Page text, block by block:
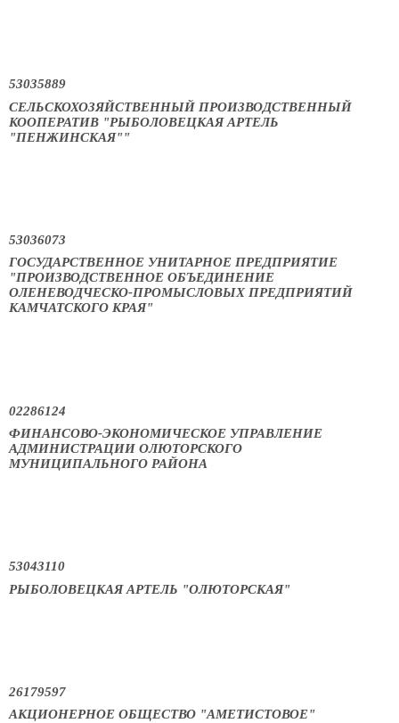
53035889
СЕЛЬСКОХОЗЯЙСТВЕННЫЙ ПРОИЗВОДСТВЕННЫЙ
КООПЕРАТИВ "РЫБОЛОВЕЦКАЯ АРТЕЛЬ
"ПЕНЖИНСКАЯ""
53036073
ГОСУДАРСТВЕННОЕ УНИТАРНОЕ ПРЕДПРИЯТИЕ
"ПРОИЗВОДСТВЕННОЕ ОБЪЕДИНЕНИЕ
ОЛЕНЕВОДЧЕСКО-ПРОМЫСЛОВЫХ ПРЕДПРИЯТИЙ
КАМЧАТСКОГО КРАЯ"
02286124
ФИНАНСОВО-ЭКОНОМИЧЕСКОЕ УПРАВЛЕНИЕ
АДМИНИСТРАЦИИ ОЛЮТОРСКОГО
МУНИЦИПАЛЬНОГО РАЙОНА
53043110
РЫБОЛОВЕЦКАЯ АРТЕЛЬ "ОЛЮТОРСКАЯ"
26179597
АКЦИОНЕРНОЕ ОБЩЕСТВО "АМЕТИСТОВОЕ"